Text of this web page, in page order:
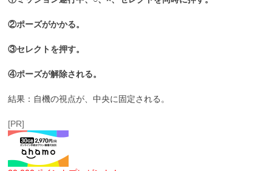
②ポーズがかかる。
③セレクトを押す。
④ポーズが解除される。
結果：自機の視点が、中央に固定される。
[PR]